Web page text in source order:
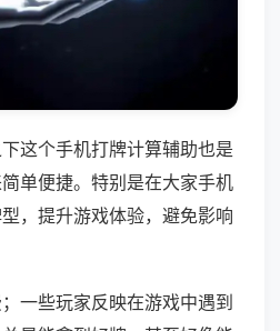
这个手机打牌计算辅助也是
单便捷。特别是在大家手机
，提升游戏体验，避免影响
一些玩家反映在游戏中遇到